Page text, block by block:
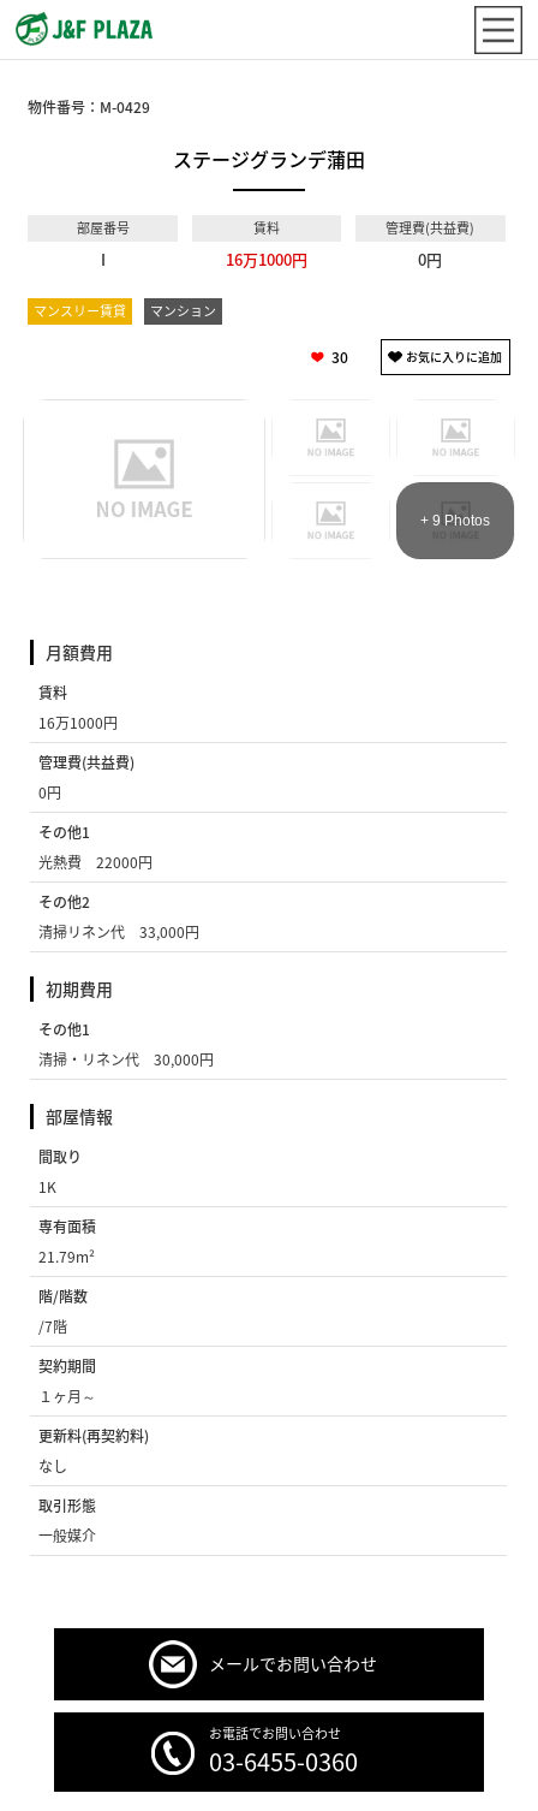
物件番号： M-0429
ステージグランデ蒲田
部屋番号
I
賃料
16万1000円
管理費(共益費)
0円
マンスリー賃貸 マンション
30
+ 9 Photos
月額費用
賃料
16万1000円
管理費(共益費)
0円
その他1
光熱費 22000円
その他2
清掃リネン代 33,000円
初期費用
その他1
清掃・リネン代 30,000円
部屋情報
間取り
1K
専有面積
21.79m²
階/階数
/7階
契約期間
１ヶ月～
更新料(再契約料)
なし
取引形態
一般媒介
メールでお問い合わせ
お電話でお問い合わせ
03-6455-0360